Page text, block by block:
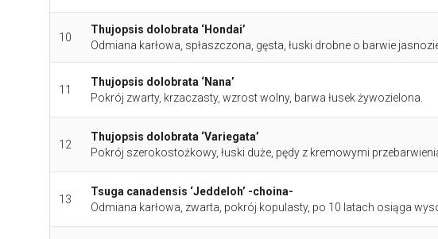
10
Thujopsis dolobrata ‘Hondai’
Odmiana karłowa, spłaszczona, gęsta, łuski drobne o barwie
11
Thujopsis dolobrata ‘Nana’
Pokrój zwarty, krzaczasty, wzrost wolny, barwa łusek żywozielona.
12
Thujopsis dolobrata ‘Variegata’
Pokrój szerokostożkowy, łuski duże, pędy z kremowymi
13
Tsuga canadensis ‘Jeddeloh’ -choina-
Odmiana karłowa, zwarta, pokrój kopulasty, po 10 latach osiąga